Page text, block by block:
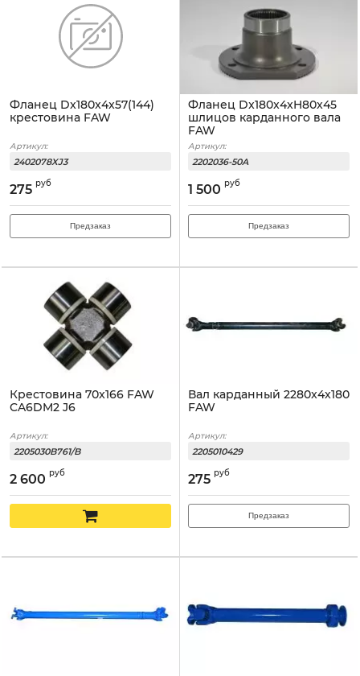
Фланец Dx180x4x57(144)
крестовина FAW
Артикул:
2402078XJ3
275 руб
Предзаказ
Фланец Dx180x4xH80x45
шлицов карданного вала
FAW
Артикул:
2202036-50A
1 500 руб
Предзаказ
Крестовина 70x166 FAW
CA6DM2 J6
Артикул:
2205030B761/B
2 600 руб
Вал карданный 2280x4x180
FAW
Артикул:
2205010429
275 руб
Предзаказ